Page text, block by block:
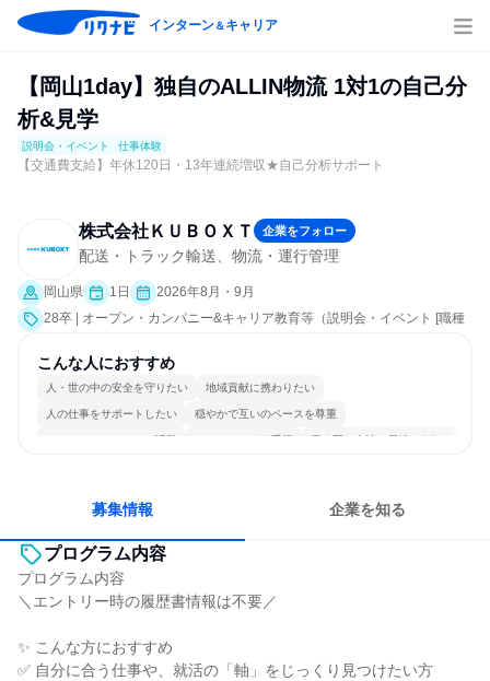
インターン＆キャリア
【岡山1day】独自のALLIN物流 1対1の自己分
析&見学
説明会・イベント 仕事体験
【交通費支給】年休120日・13年連続増収★自己分析サポート
株式会社ＫＵＢＯＸＴ 企業をフォロー
配送・トラック輸送、物流・運行管理
岡山県 1日
2026年8月・9月
28卒 | オープン・カンパニー&キャリア教育等（説明会・イベント [職種
究]、仕事体験）
こんな人におすすめ
人・世の中の安全を守りたい 地域貢献に携わりたい
人の仕事をサポートしたい 穏やかで互いのペースを尊重
コミュニケーションが活発 チームワークを重視 長く同じ会社に居続けられる
募集情報 企業を知る
プログラム内容
プログラム内容
＼エントリー時の履歴書情報は不要／
✨ こんな方におすすめ
✅ 自分に合う仕事や、就活の「軸」をじっくり見つけたい方